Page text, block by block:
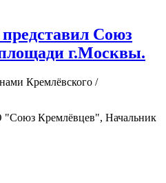
Союз
г.Москвы.
Кремлёвского /
"Союз Кремлёвцев", Начальник